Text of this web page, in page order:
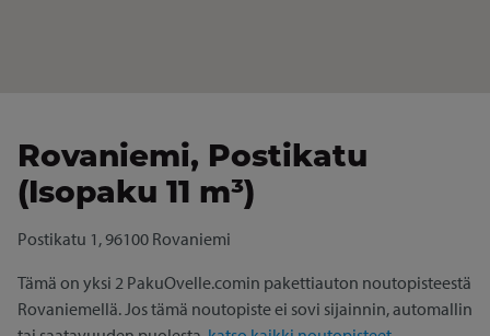
Rovaniemi, Postikatu
(Isopaku 11 m³)
Postikatu 1, 96100 Rovaniemi
Tämä on yksi 2 PakuOvelle.comin pakettiauton noutopisteestä
Rovaniemellä. Jos tämä noutopiste ei sovi sijainnin, automallin